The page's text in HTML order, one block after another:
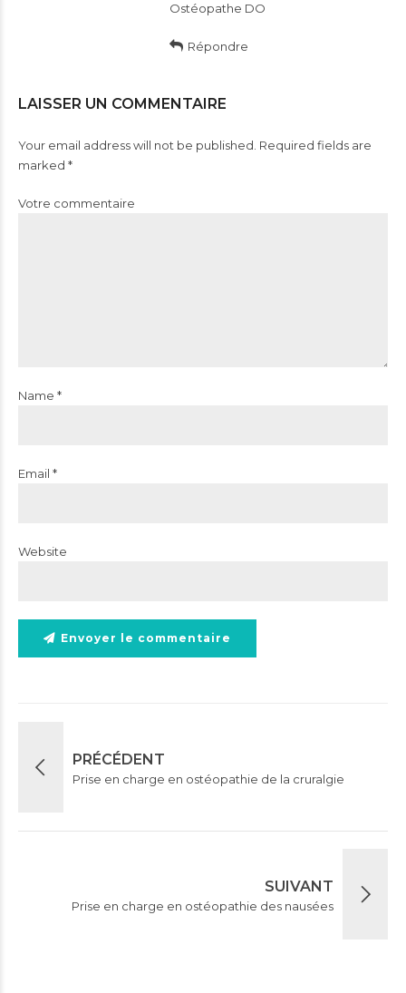
Ostéopathe DO
Répondre
LAISSER UN COMMENTAIRE
Your email address will not be published. Required fields are
marked *
Votre commentaire
Name *
Email *
Website
Envoyer le commentaire
PRÉCÉDENT
Prise en charge en ostéopathie de la cruralgie
SUIVANT
Prise en charge en ostéopathie des nausées